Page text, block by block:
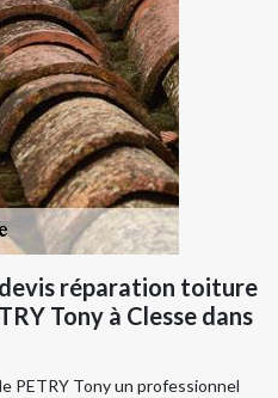
réparation toiture
Tony à Clesse dans
PETRY Tony un professionnel